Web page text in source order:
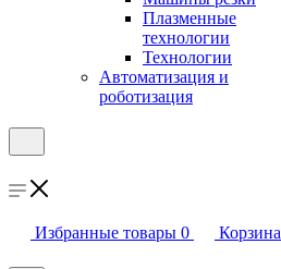
Плазменные
технологии
Технологии
Автоматизация и
роботизация
Избранные товары 0 Корзина